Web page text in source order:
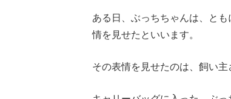
ある日、ぶっちちゃんは、と
情を見せたといいます。
その表情を見せたのは、飼い